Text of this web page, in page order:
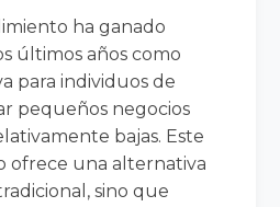
ha ganado
últimos años como
para individuos de
pequeños negocios
bajas. Este
ofrece una alternativa
sino que